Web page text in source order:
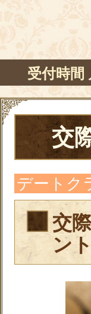
受付時間
交
デートク
交
ント